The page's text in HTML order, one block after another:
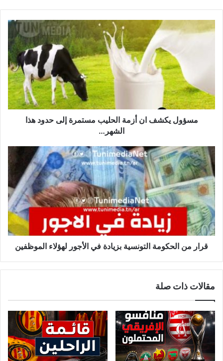
يكشف
حدود
هذا
الشهر…مسؤول يكشف ان أزمة الحليب مستمرة إلى حدود هذا
الشهر…
قرار
من
الحكومة
التونسية
بزيادة
الأجور
لهؤلاء
الموظفين
قرار من الحكومة التونسية بزيادة في الأجور لهؤلاء الموظفين
مقالات ذات صلة